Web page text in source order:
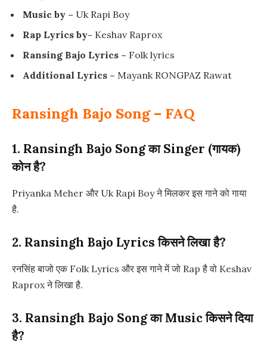
Music by – Uk Rapi Boy
Rap Lyrics by- Keshav Raprox
Ransing Bajo Lyrics – Folk lyrics
Additional Lyrics – Mayank RONGPAZ Rawat
Ransingh Bajo Song – FAQ
1. Ransingh Bajo Song का Singer (गायक)
कोन है?
Priyanka Meher और Uk Rapi Boy ने मिलकर इस गाने को गाया
है.
2. Ransingh Bajo Lyrics किसने लिखा है?
रनसिंह बाजो एक Folk Lyrics और इस गाने में जो Rap है वो Keshav
Raprox ने लिखा है.
3. Ransingh Bajo Song का Music किसने दिया
है?